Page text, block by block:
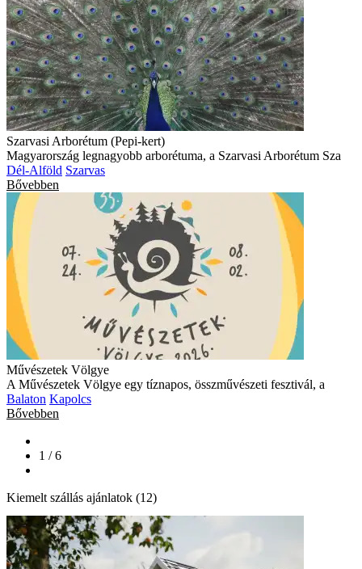
Szarvasi Arborétum (Pepi-kert)
Magyarország legnagyobb arborétuma, a Szarvasi Arborétum Sza
Dél-Alföld Szarvas
Bővebben
Művészetek Völgye
A Művészetek Völgye egy tíznapos, összművészeti fesztivál, a
Balaton Kapolcs
Bővebben
1 / 6
Kiemelt szállás ajánlatok (12)